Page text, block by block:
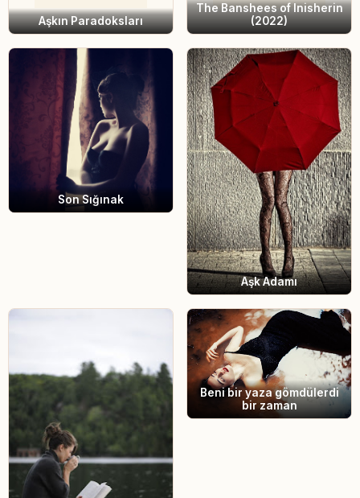
Aşkın Paradoksları
The Banshees of Inisherin
(2022)
Son Sığınak
Aşk Adamı
Beni bir yaza gömdülerdi
bir zaman